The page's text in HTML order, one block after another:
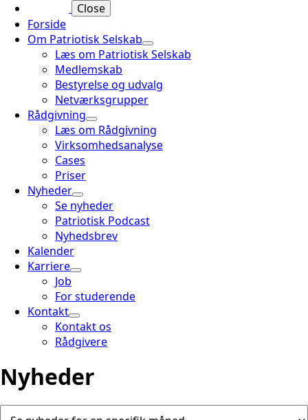
Close
Forside
Om Patriotisk Selskab
Læs om Patriotisk Selskab
Medlemskab
Bestyrelse og udvalg
Netværksgrupper
Rådgivning
Læs om Rådgivning
Virksomhedsanalyse
Cases
Priser
Nyheder
Se nyheder
Patriotisk Podcast
Nyhedsbrev
Kalender
Karriere
Job
For studerende
Kontakt
Kontakt os
Rådgivere
Nyheder